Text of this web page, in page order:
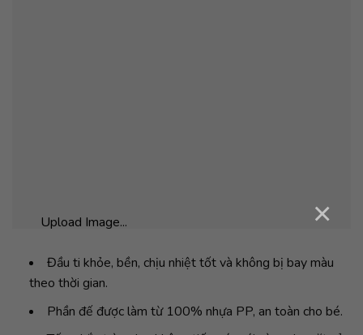
Upload Image... ×
Đầu ti khỏe, bền, chịu nhiệt tốt và không bị bay màu
theo thời gian.
Phần đế được làm từ 100% nhựa PP, an toàn cho bé.